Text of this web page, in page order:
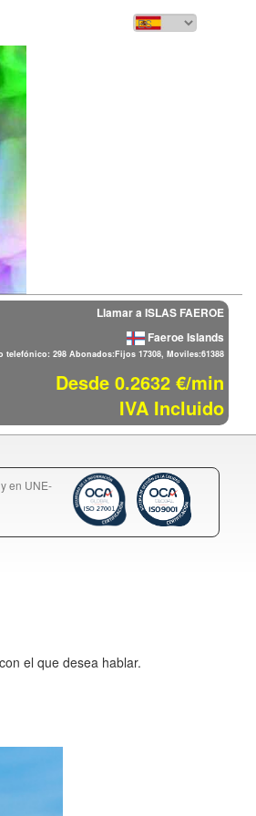
Llamar a ISLAS FAEROE
Faeroe Islands
298 Abonados:Fijos 17308, Moviles:61388
Desde 0.2632 €/min
IVA Incluido
en UNE-
con el que desea hablar.